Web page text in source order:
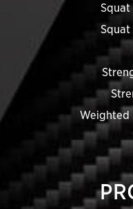
Squat
Squat
Weighted